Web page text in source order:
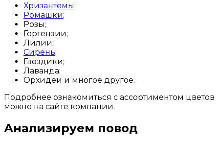
Хризантемы;
Ромашки;
Розы;
Гортензии;
Лилии;
Сирень;
Гвоздики;
Лаванда;
Орхидеи и многое другое.
Подробнее ознакомиться с ассортиментом цветов
можно на сайте компании.
Анализируем повод